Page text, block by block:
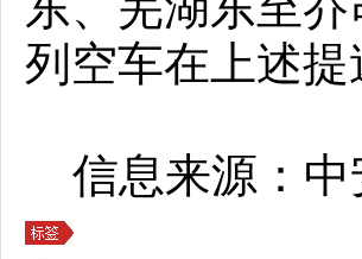
列空车在上述
信息来源：中